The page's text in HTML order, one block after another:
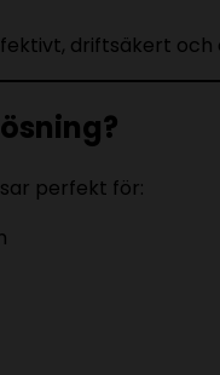
driftsäkert
perfekt för: